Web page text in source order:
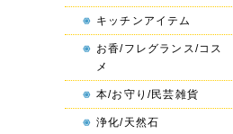
キッチンアイテム
お香/フレグランス/コス
メ
本/お守り/民芸雑貨
浄化/天然石